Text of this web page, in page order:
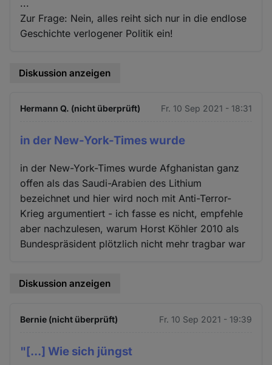
...
Zur Frage: Nein, alles reiht sich nur in die endlose
Geschichte verlogener Politik ein!
Diskussion anzeigen
Hermann Q. (nicht überprüft) Fr. 10 Sep 2021 - 18:31
in der New-York-Times wurde
in der New-York-Times wurde Afghanistan ganz
offen als das Saudi-Arabien des Lithium
bezeichnet und hier wird noch mit Anti-Terror-
Krieg argumentiert - ich fasse es nicht, empfehle
aber nachzulesen, warum Horst Köhler 2010 als
Bundespräsident plötzlich nicht mehr tragbar war
Diskussion anzeigen
Bernie (nicht überprüft) Fr. 10 Sep 2021 - 19:39
"[...] Wie sich jüngst